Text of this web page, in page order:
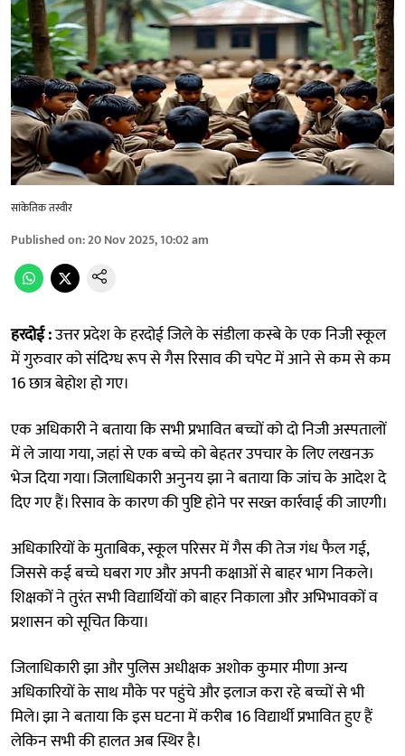
सांकेतिक तस्वीर
Published on:20 Nov 2025, 10:02 am
हरदोई :उत्तर प्रदेश के हरदोई जिले के संडीला कस्बे के एक निजी स्कूल
में गुरुवार को संदिग्ध रूप से गैस रिसाव की चपेट में आने से कम से कम
16 छात्र बेहोश हो गए।
एक अधिकारी ने बताया कि सभी प्रभावित बच्चों को दो निजी अस्पतालों
में ले जाया गया, जहां से एक बच्चे को बेहतर उपचार के लिए लखनऊ
भेज दिया गया। जिलाधिकारी अनुनय झा ने बताया कि जांच के आदेश दे
दिए गए हैं। रिसाव के कारण की पुष्टि होने पर सख्त कार्रवाई की जाएगी।
अधिकारियों के मुताबिक, स्कूल परिसर में गैस की तेज गंध फैल गई,
जिससे कई बच्चे घबरा गए और अपनी कक्षाओं से बाहर भाग निकले।
शिक्षकों ने तुरंत सभी विद्यार्थियों को बाहर निकाला और अभिभावकों व
प्रशासन को सूचित किया।
जिलाधिकारी झा और पुलिस अधीक्षक अशोक कुमार मीणा अन्य
अधिकारियों के साथ मौके पर पहुंचे और इलाज करा रहे बच्चों से भी
मिले। झा ने बताया कि इस घटना में करीब 16 विद्यार्थी प्रभावित हुए हैं
लेकिन सभी की हालत अब स्थिर है।